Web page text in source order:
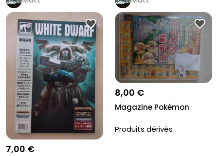
7,00 €
8,00 €
Magazine Pokémon
Produits dérivés